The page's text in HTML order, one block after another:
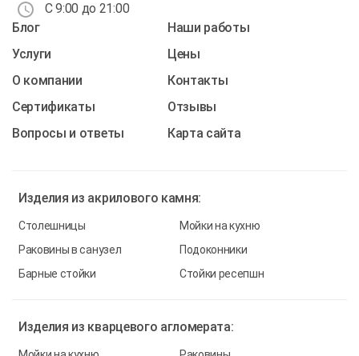
С 9:00 до 21:00
Блог
Наши работы
Услуги
Цены
О компании
Контакты
Cертификаты
Отзывы
Вопросы и ответы
Карта сайта
Изделия из акрилового камня:
Столешницы
Мойки на кухню
Раковины в санузел
Подоконники
Барные стойки
Стойки ресепшн
Изделия из кварцевого агломерата: